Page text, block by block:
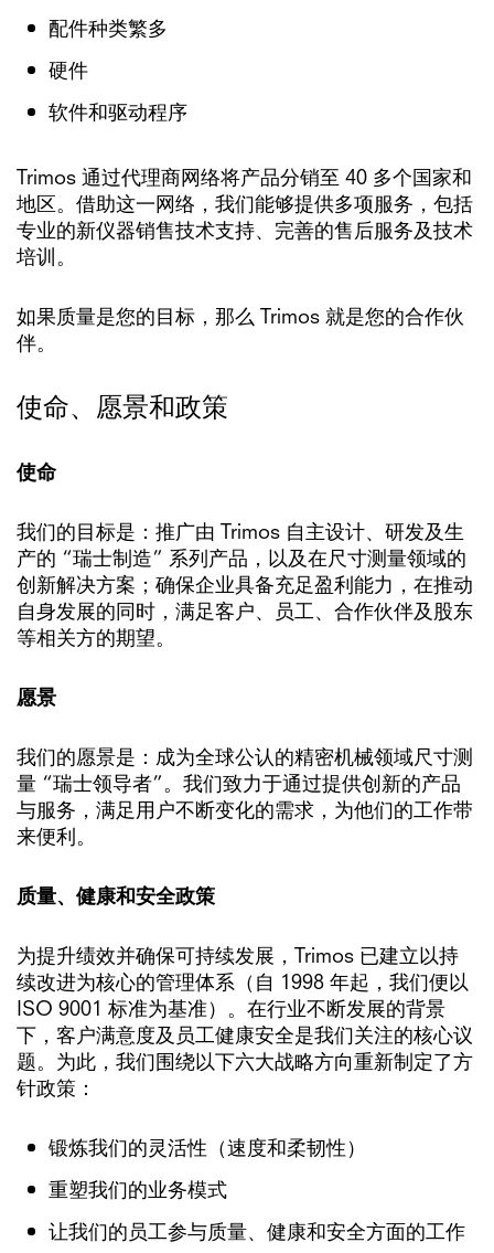
配件种类繁多
硬件
软件和驱动程序
Trimos 通过代理商网络将产品分销至 40 多个国家和
地区。借助这一网络，我们能够提供多项服务，包括
专业的新仪器销售技术支持、完善的售后服务及技术
培训。
如果质量是您的目标，那么 Trimos 就是您的合作伙
伴。
使命、愿景和政策
使命
我们的目标是：推广由 Trimos 自主设计、研发及生
产的 “瑞士制造” 系列产品，以及在尺寸测量领域的
创新解决方案；确保企业具备充足盈利能力，在推动
自身发展的同时，满足客户、员工、合作伙伴及股东
等相关方的期望。
愿景
我们的愿景是：成为全球公认的精密机械领域尺寸测
量 “瑞士领导者”。我们致力于通过提供创新的产品
与服务，满足用户不断变化的需求，为他们的工作带
来便利。
质量、健康和安全政策
为提升绩效并确保可持续发展，Trimos 已建立以持
续改进为核心的管理体系（自 1998 年起，我们便以
ISO 9001 标准为基准）。在行业不断发展的背景
下，客户满意度及员工健康安全是我们关注的核心议
题。为此，我们围绕以下六大战略方向重新制定了方
针政策：
锻炼我们的灵活性（速度和柔韧性）
重塑我们的业务模式
让我们的员工参与质量、健康和安全方面的工作